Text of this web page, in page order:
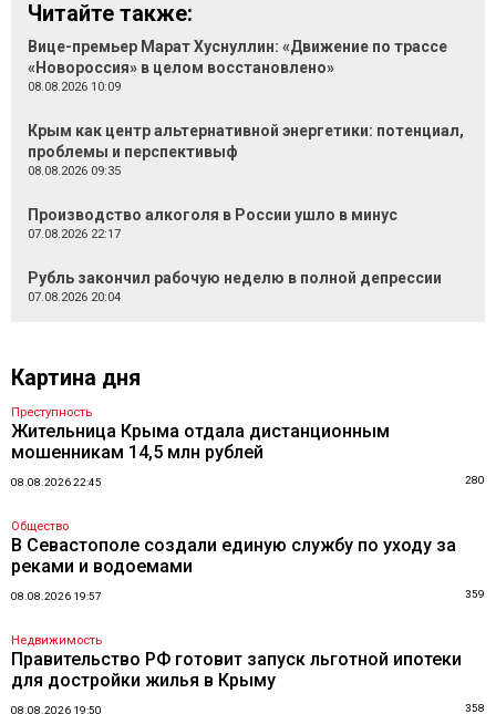
Читайте также:
Вице-премьер Марат Хуснуллин: «Движение по трассе
«Новороссия» в целом восстановлено»
08.08.2026 10:09
Крым как центр альтернативной энергетики: потенциал,
проблемы и перспективыф
08.08.2026 09:35
Производство алкоголя в России ушло в минус
07.08.2026 22:17
Рубль закончил рабочую неделю в полной депрессии
07.08.2026 20:04
Картина дня
Преступность
Жительница Крыма отдала дистанционным
мошенникам 14,5 млн рублей
08.08.2026 22:45 280
Общество
В Севастополе создали единую службу по уходу за
реками и водоемами
08.08.2026 19:57 359
Недвижимость
Правительство РФ готовит запуск льготной ипотеки
для достройки жилья в Крыму
08.08.2026 19:50 358